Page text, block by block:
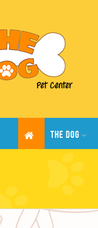
THE DOG